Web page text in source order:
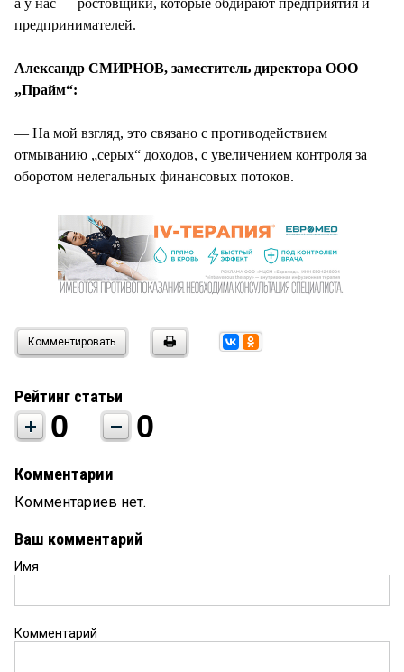
предпринимателей.
Александр СМИРНОВ, заместитель директора ООО
„Прайм“:
— На мой взгляд, это связано с противодействием
отмыванию „серых“ доходов, с увеличением контроля за
оборотом нелегальных финансовых потоков.
Комментировать
Рейтинг статьи
0 0
Комментарии
Комментариев нет.
Ваш комментарий
Имя
Комментарий